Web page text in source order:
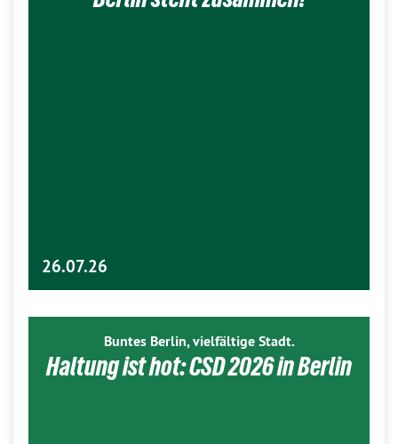
26.07.26
Buntes Berlin, vielfältige Stadt.
Haltung ist hot: CSD 2026 in Berlin